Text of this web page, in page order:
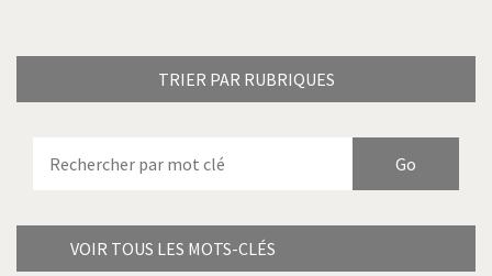
TRIER PAR RUBRIQUES
VOIR TOUS LES MOTS-CLÉS
Bienvenue en Italie
Bye Biden! Catholique ou pas très?